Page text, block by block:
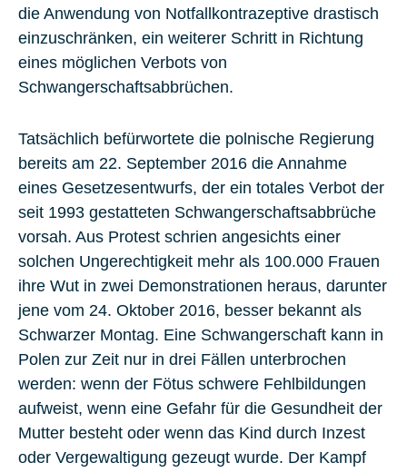
die Anwendung von Notfallkontrazeptive drastisch
einzuschränken, ein weiterer Schritt in Richtung
eines möglichen Verbots von
Schwangerschaftsabbrüchen.
Tatsächlich befürwortete die polnische Regierung
bereits am 22. September 2016 die Annahme
eines Gesetzesentwurfs, der ein totales Verbot der
seit 1993 gestatteten Schwangerschaftsabbrüche
vorsah. Aus Protest schrien angesichts einer
solchen Ungerechtigkeit mehr als 100.000 Frauen
ihre Wut in zwei Demonstrationen heraus, darunter
jene vom 24. Oktober 2016, besser bekannt als
Schwarzer Montag. Eine Schwangerschaft kann in
Polen zur Zeit nur in drei Fällen unterbrochen
werden: wenn der Fötus schwere Fehlbildungen
aufweist, wenn eine Gefahr für die Gesundheit der
Mutter besteht oder wenn das Kind durch Inzest
oder Vergewaltigung gezeugt wurde. Der Kampf